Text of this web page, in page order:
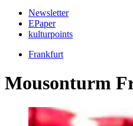
Newsletter
EPaper
kulturpoints
Frankfurt
Mousonturm